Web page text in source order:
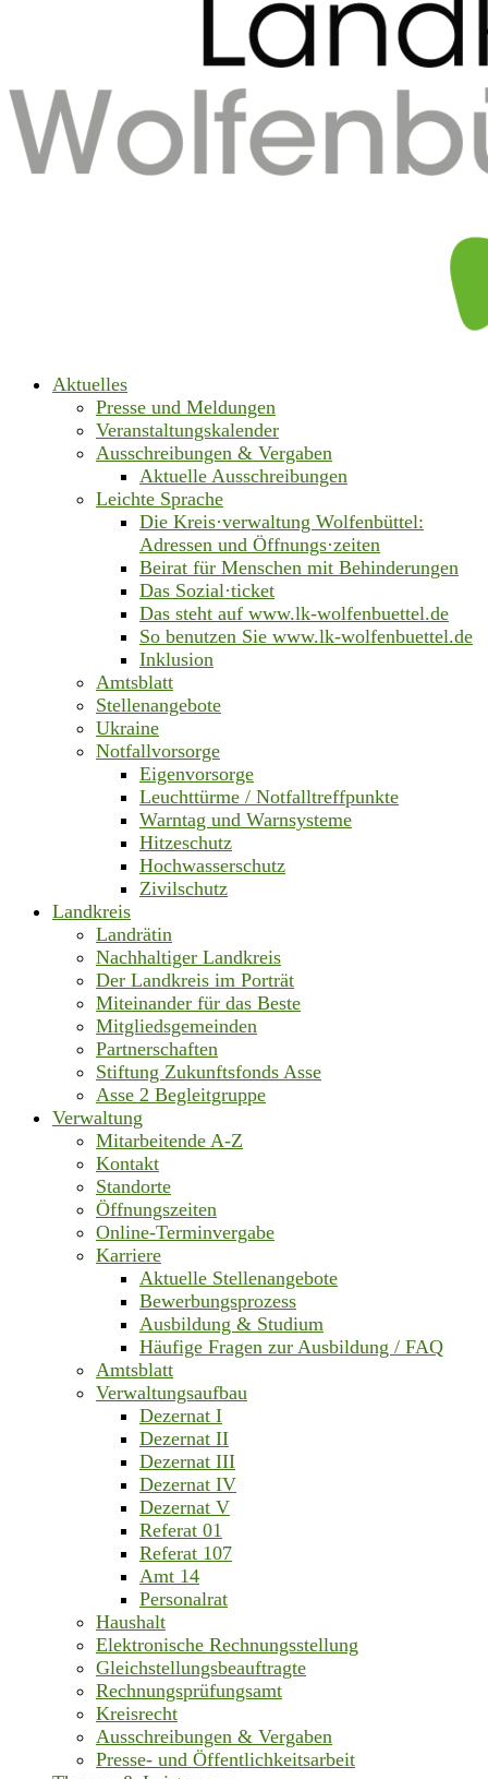
Aktuelles
Presse und Meldungen
Veranstaltungskalender
Ausschreibungen & Vergaben
Aktuelle Ausschreibungen
Leichte Sprache
Die Kreis·verwaltung Wolfenbüttel:
Adressen und Öffnungs·zeiten
Beirat für Menschen mit Behinderungen
Das Sozial·ticket
Das steht auf www.lk-wolfenbuettel.de
So benutzen Sie www.lk-wolfenbuettel.de
Inklusion
Amtsblatt
Stellenangebote
Ukraine
Notfallvorsorge
Eigenvorsorge
Leuchttürme / Notfalltreffpunkte
Warntag und Warnsysteme
Hitzeschutz
Hochwasserschutz
Zivilschutz
Landkreis
Landrätin
Nachhaltiger Landkreis
Der Landkreis im Porträt
Miteinander für das Beste
Mitgliedsgemeinden
Partnerschaften
Stiftung Zukunftsfonds Asse
Asse 2 Begleitgruppe
Verwaltung
Mitarbeitende A-Z
Kontakt
Standorte
Öffnungszeiten
Online-Terminvergabe
Karriere
Aktuelle Stellenangebote
Bewerbungsprozess
Ausbildung & Studium
Häufige Fragen zur Ausbildung / FAQ
Amtsblatt
Verwaltungsaufbau
Dezernat I
Dezernat II
Dezernat III
Dezernat IV
Dezernat V
Referat 01
Referat 107
Amt 14
Personalrat
Haushalt
Elektronische Rechnungsstellung
Gleichstellungsbeauftragte
Rechnungsprüfungsamt
Kreisrecht
Ausschreibungen & Vergaben
Presse- und Öffentlichkeitsarbeit